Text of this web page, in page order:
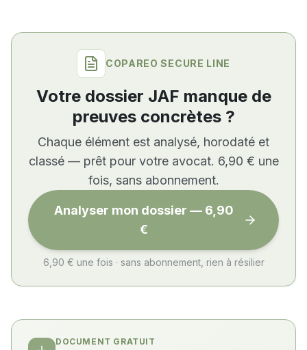
COPAREO SECURE LINE
Votre dossier JAF manque de
preuves concrètes ?
Chaque élément est analysé, horodaté et
classé — prêt pour votre avocat. 6,90 € une
fois, sans abonnement.
Analyser mon dossier — 6,90
€
6,90 € une fois · sans abonnement, rien à résilier
DOCUMENT GRATUIT